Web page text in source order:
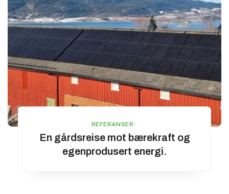
REFERANSER
En gårdsreise mot bærekraft og
egenprodusert energi.